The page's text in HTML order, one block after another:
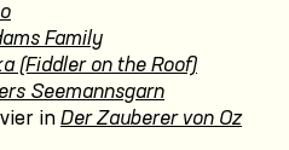
Family
(Fiddler on the Roof)
Seemannsgarn
in Der Zauberer von Oz